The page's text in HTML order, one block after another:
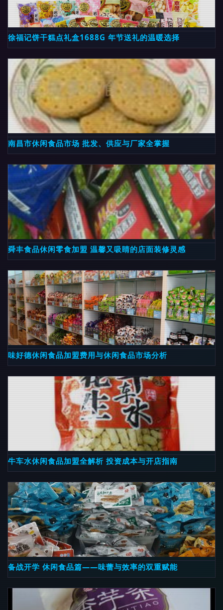
徐福记饼干糕点礼盒1688G 年节送礼的温暖选择
南昌市休闲食品市场 批发、供应与厂家全掌握
舜丰食品休闲零食加盟 温馨又吸睛的店面装修灵感
味好德休闲食品加盟费用与休闲食品市场分析
牛车水休闲食品加盟全解析 投资成本与开店指南
备战开学 休闲食品篇——味蕾与效率的双重赋能